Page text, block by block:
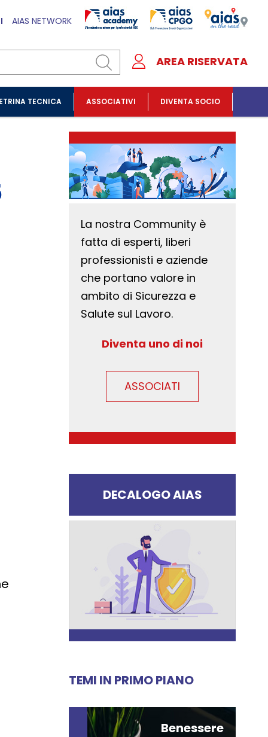
AIAS NETWORK
AREA RISERVATA
TECNICA ASSOCIATIVI DIVENTA SOCIO
La nostra Community è
fatta di esperti, liberi
professionisti e aziende
che portano valore in
ambito di Sicurezza e
Salute sul Lavoro.
Diventa uno di noi
ASSOCIATI
DECALOGO AIAS
TEMI IN PRIMO PIANO
Benessere